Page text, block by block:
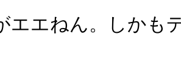
エエねん。しかも